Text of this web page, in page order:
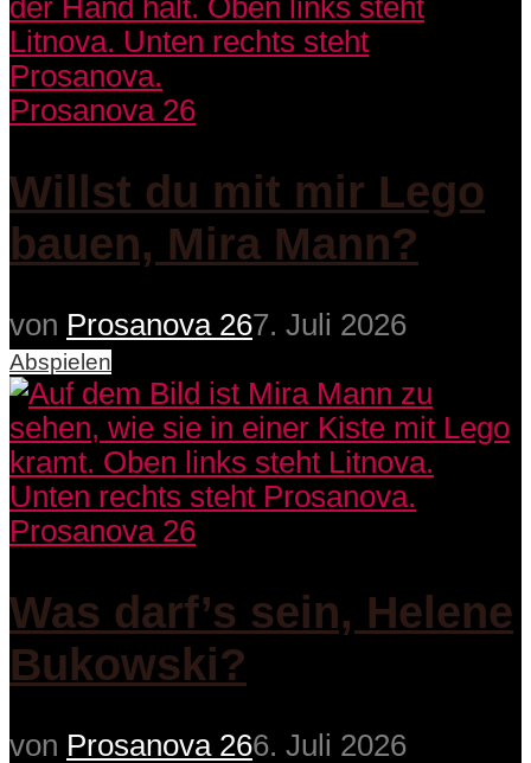
Prosanova 26
Willst du mit mir Lego
bauen, Mira Mann?
von Prosanova 267. Juli 2026
Abspielen
Prosanova 26
Was darf’s sein, Helene
Bukowski?
von Prosanova 266. Juli 2026